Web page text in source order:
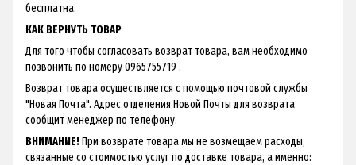
бесплатна.
КАК ВЕРНУТЬ ТОВАР
Для того чтобы согласовать возврат товара, вам необходимо
позвонить по номеру 0965755719 .
Возврат товара осуществляется с помощью почтовой службы
"Новая Почта". Адрес отделения Новой Почты для возврата
сообщит менеджер по телефону.
ВНИМАНИЕ!При возврате товара мы не возмещаем расходы,
связанные со стоимостью услуг по доставке товара, а именно: